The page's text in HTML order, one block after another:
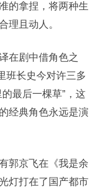
的拿捏，将两种生
理且动人。
剧中借角色之
班长史今对许三多
最后一棵草”，这
经典角色永远是演
京飞在《我是余
灯打在了国产都市